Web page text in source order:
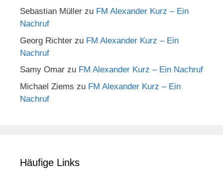
Sebastian Müller zu FM Alexander Kurz – Ein
Nachruf
Georg Richter zu FM Alexander Kurz – Ein
Nachruf
Samy Omar zu FM Alexander Kurz – Ein Nachruf
Michael Ziems zu FM Alexander Kurz – Ein
Nachruf
Häufige Links